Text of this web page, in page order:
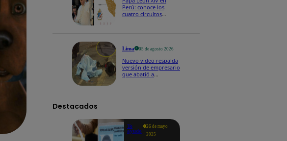
Perú: conoce los
cuatro circuitos
Lima 05 de agosto 2026
Nuevo video respalda
versión de empresario
que abatió a
Destacados
Te
ayudo
26 de mayo
2025